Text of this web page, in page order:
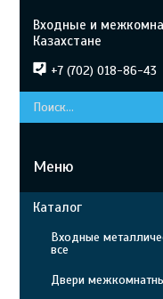
Входные и
Казахстане
+7 (702) 018-86-43
Каталог
Входные
все
Двери